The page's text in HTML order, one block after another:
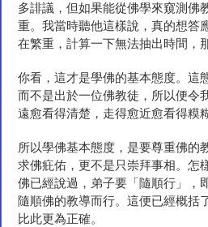
多誹議，但如果能從佛學來窺測佛
重。我當時聽他這樣說，真的想答
在繁重，計算一下無法抽出時間，
你看，這才是學佛的基本態度。這
而不是出於一位佛教徒，所以便令
遠愈看得清楚，走得愈近愈看得糢糊
所以學佛基本態度，是要尊重佛的
求佛疪佑，更不是只崇拜事相。怎
佛已經說過，弟子要「隨順行」，
隨順佛的教導而行。這便已經概括
比此更為正確。